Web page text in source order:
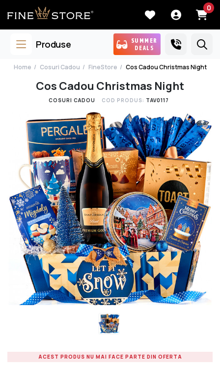
0
Produse
SUMMER
DEALS
Home Cosuri Cadou FineStore Cos Cadou Christmas Night
Cos Cadou Christmas Night
COSURI CADOU COD PRODUS: TAV0117
ACEST PRODUS NU MAI FACE PARTE DIN OFERTA